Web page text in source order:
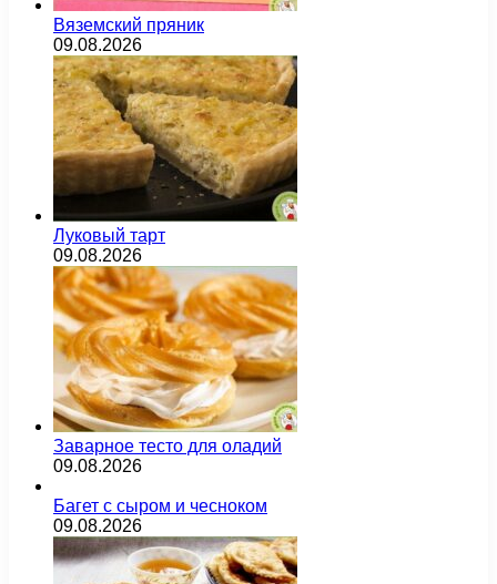
Вяземский пряник
09.08.2026
Луковый тарт
09.08.2026
Заварное тесто для оладий
09.08.2026
Багет с сыром и чесноком
09.08.2026